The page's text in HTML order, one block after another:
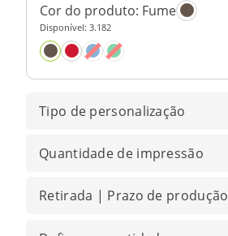
Cor do produto: Fume
Disponível: 3.182
Tipo de personalização
Quantidade de impressão
Retirada | Prazo de produção